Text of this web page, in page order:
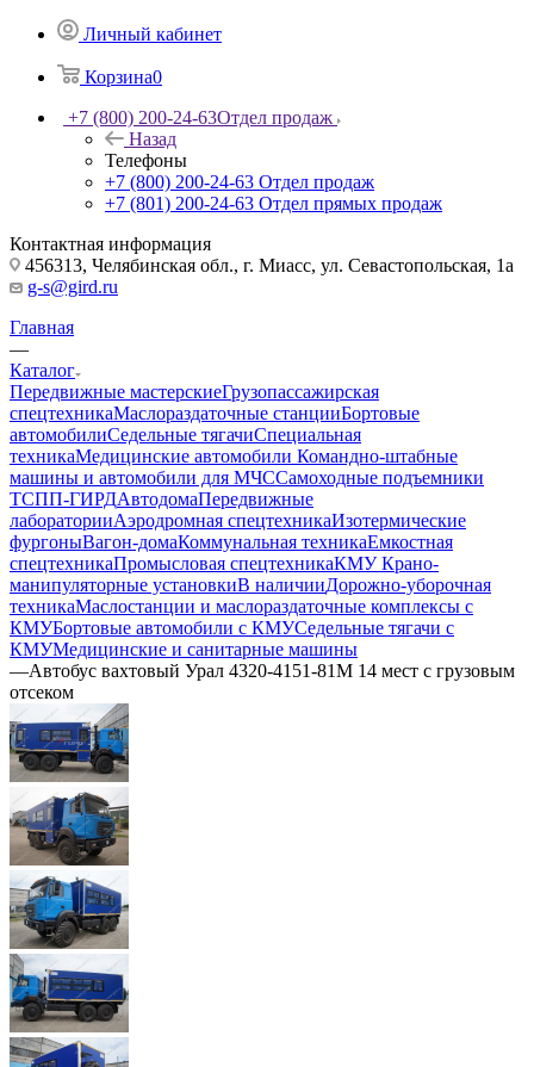
Личный кабинет
Корзина0
+7 (800) 200-24-63Отдел продаж
Назад
Телефоны
+7 (800) 200-24-63 Отдел продаж
+7 (801) 200-24-63 Отдел прямых продаж
Контактная информация
456313, Челябинская обл., г. Миасс, ул. Севастопольская, 1а
g-s@gird.ru
Главная
—
Каталог
Передвижные мастерскиеГрузопассажирская
спецтехникаМаслораздаточные станцииБортовые
автомобилиСедельные тягачиСпециальная
техникаМедицинские автомобили Командно-штабные
машины и автомобили для МЧССамоходные подъемники
ТСПП-ГИРДАвтодомаПередвижные
лабораторииАэродромная спецтехникаИзотермические
фургоныВагон-домаКоммунальная техникаЕмкостная
спецтехникаПромысловая спецтехникаКМУ Крано-
манипуляторные установкиВ наличииДорожно-уборочная
техникаМаслостанции и маслораздаточные комплексы с
КМУБортовые автомобили с КМУСедельные тягачи с
КМУМедицинские и санитарные машины
—Автобус вахтовый Урал 4320-4151-81М 14 мест с грузовым
отсеком